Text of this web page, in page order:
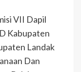
VII Dapil
Kabupaten
Landak
Dan